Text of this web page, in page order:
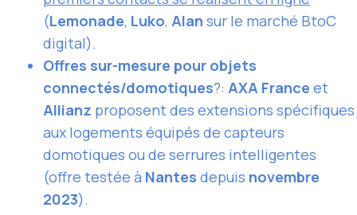
(Lemonade, Luko, Alan sur le marché BtoC
digital).
Offres sur-mesure pour objets
connectés/domotiques?: AXA France et
Allianz proposent des extensions spécifiques
aux logements équipés de capteurs
domotiques ou de serrures intelligentes
(offre testée à Nantes depuis novembre
2023).